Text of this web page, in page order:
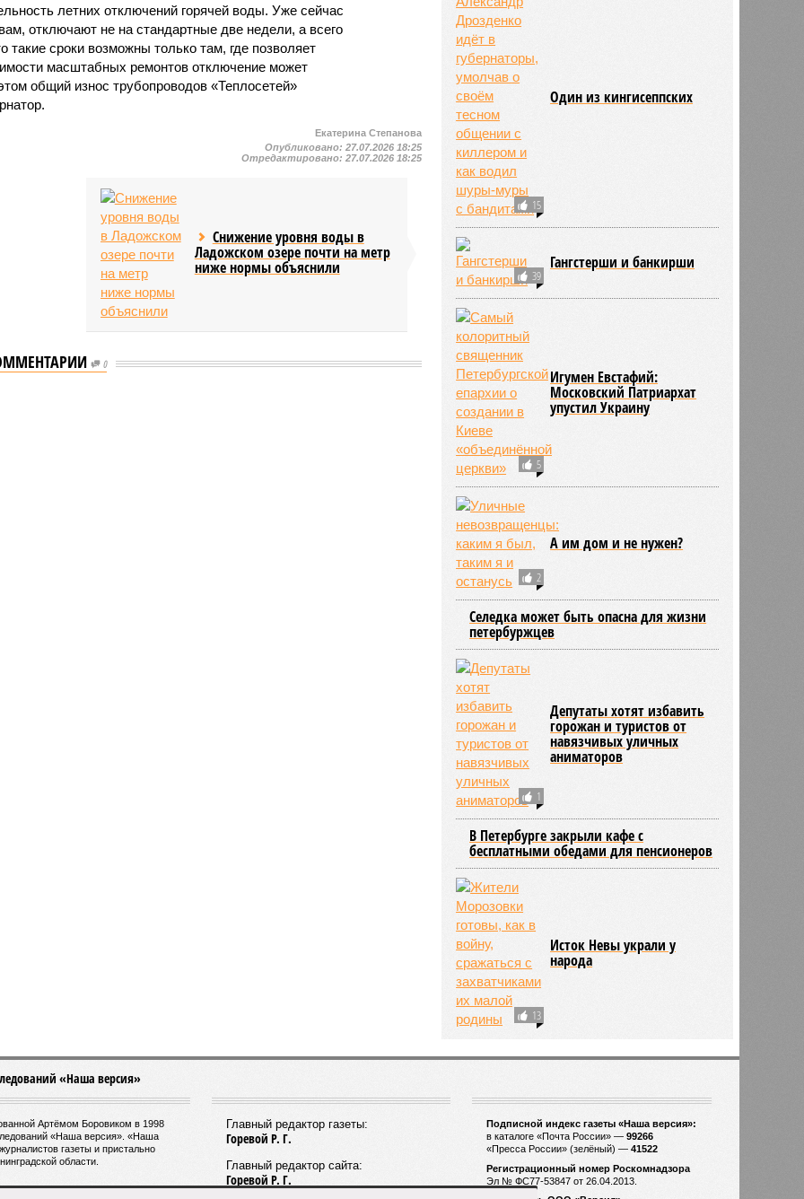
летних отключений горячей воды. Уже сейчас
отключают не на стандартные две недели, а всего
сроки возможны только там, где позволяет
масштабных ремонтов отключение может
общий износ трубопроводов «Теплосетей»
Екатерина Степанова
Опубликовано:27.07.2026 18:25
Отредактировано:27.07.2026 18:25
Снижение уровня воды в
Ладожском озере почти на метр
ниже нормы объяснили
0
фиксированный тариф на железнодорожные
как фундамент для создания сети
метро. Предполагается, что единый тариф,
за поездку, обеспечит возможность перевозить
движение от Балтийского вокзала до Гатчины
15
Один из кингисеппских
39
Гангстерши и банкирши
5
Игумен Евстафий:
Московский Патриархат
упустил Украину
2
А им дом и не нужен?
Селедка может быть опасна для жизни
петербуржцев
1
Депутаты хотят избавить
горожан и туристов от
навязчивых уличных
аниматоров
В Петербурге закрыли кафе с
бесплатными обедами для пенсионеров
13
Исток Невы украли у
народа